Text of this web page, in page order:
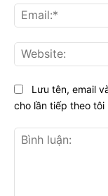
Lưu tên, email
cho lần tiếp theo tôi